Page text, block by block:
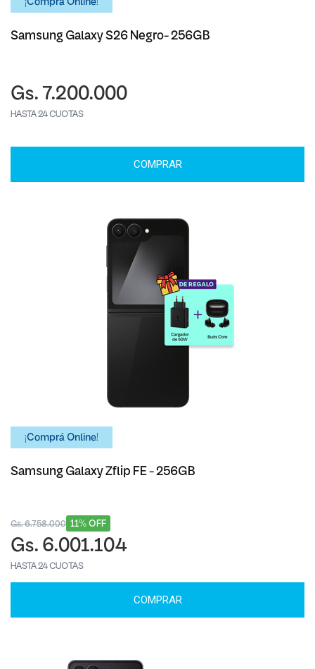
¡Comprá Online!
Samsung Galaxy S26 Negro- 256GB
Gs. 7.200.000
HASTA 24 CUOTAS
COMPRAR
¡Comprá Online!
Samsung Galaxy Zflip FE - 256GB
11% OFF
Gs. 6.758.000
Gs. 6.001.104
HASTA 24 CUOTAS
COMPRAR